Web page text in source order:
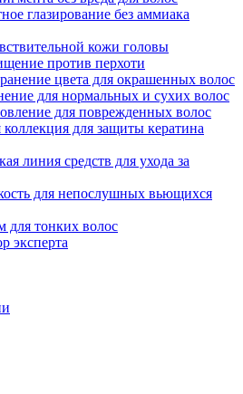
глазирование без аммиака
кожи головы
против перхоти
цвета для окрашенных волос
для нормальных и сухих волос
для поврежденных волос
для защиты кератина
линия средств для ухода за
для непослушных вьющихся
для тонких волос
эксперта